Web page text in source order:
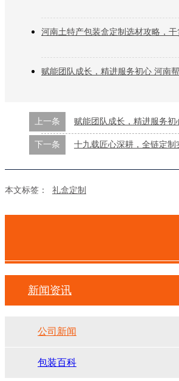
河南土特产包装盒定制选材攻略，
赋能团队成长，精进服务初心 河南
上一条 赋能团队成长，精进服务
下一条 十九载匠心深耕，全链定
本文标签： 礼盒定制
新闻资讯
公司新闻
包装百科